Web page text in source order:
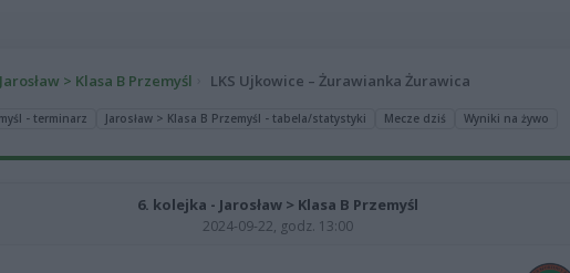
Jarosław > Klasa B Przemyśl LKS Ujkowice – Żurawianka Żurawica
- terminarz Jarosław > Klasa B Przemyśl - tabela/statystyki Mecze dziś Wyniki na żywo
6. kolejka - Jarosław > Klasa B Przemyśl
2024-09-22, godz. 13:00